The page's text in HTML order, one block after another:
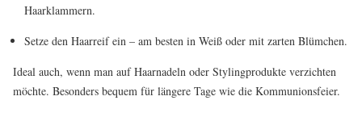
Haarklammern.
Setze den Haarreif ein – am besten in Weiß oder mit zarten Blümchen.
Ideal auch, wenn man auf Haarnadeln oder Stylingprodukte verzichten
möchte. Besonders bequem für längere Tage wie die Kommunionsfeier.